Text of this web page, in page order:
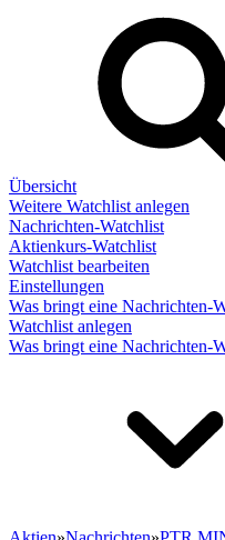
Übersicht
Weitere Watchlist anlegen
Nachrichten-Watchlist
Aktienkurs-Watchlist
Watchlist bearbeiten
Einstellungen
Was bringt eine Nachrichten-
Watchlist anlegen
Was bringt eine Nachrichten-